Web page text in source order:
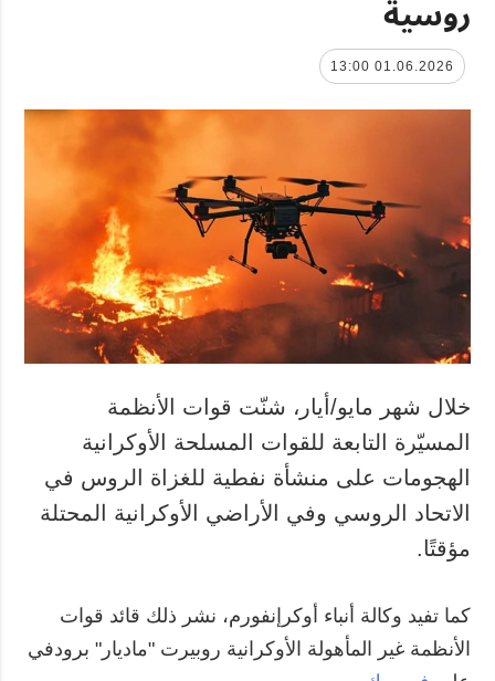
روسية
01.06.2026 13:00
خلال شهر مايو/أيار، شنّت قوات الأنظمة
المسيّرة التابعة للقوات المسلحة الأوكرانية
الهجومات على منشأة نفطية للغزاة الروس في
الاتحاد الروسي وفي الأراضي الأوكرانية المحتلة
مؤقتًا.
كما تفيد وكالة أنباء أوكرإنفورم، نشر ذلك قائد قوات
الأنظمة غير المأهولة الأوكرانية روبيرت "ماديار" برودفي